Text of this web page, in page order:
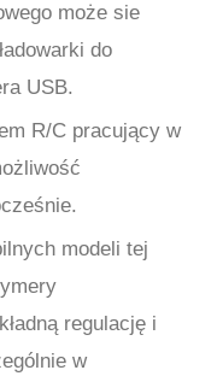
może sie
do
USB.
R/C pracujący w
modeli tej
regulację i
w